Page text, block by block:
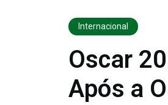
Internacional
Oscar
Após a